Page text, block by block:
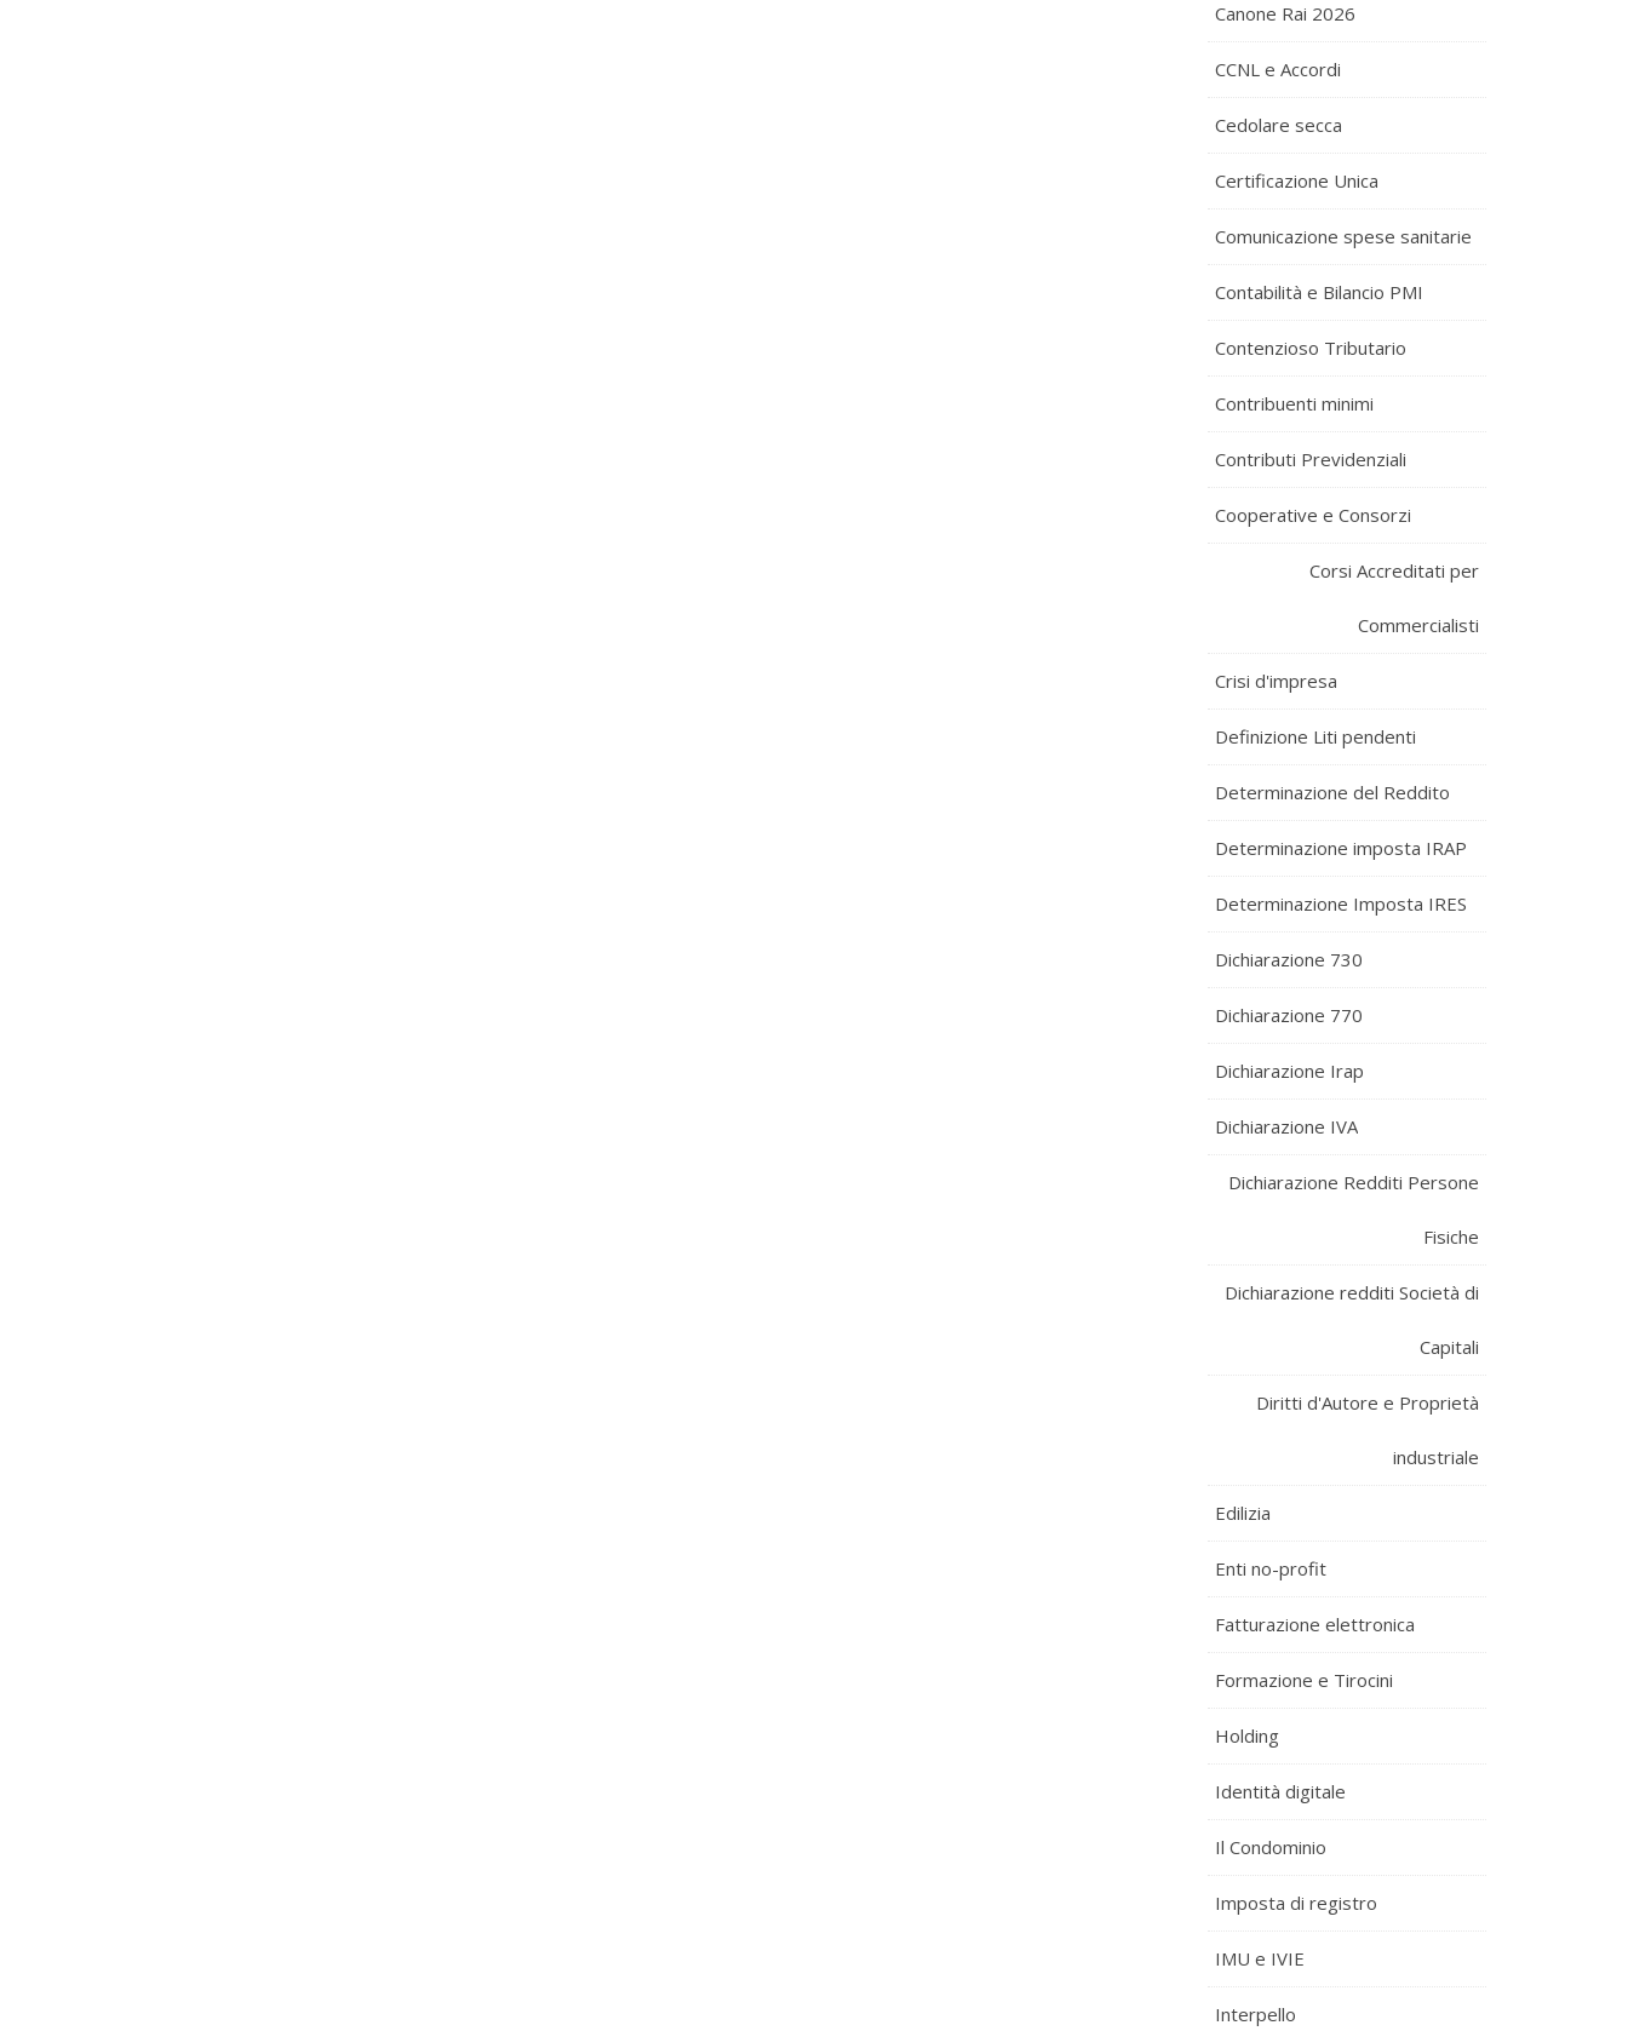
Canone Rai 2026
CCNL e Accordi
Cedolare secca
Certificazione Unica
Comunicazione spese sanitarie
Contabilità e Bilancio PMI
Contenzioso Tributario
Contribuenti minimi
Contributi Previdenziali
Cooperative e Consorzi
Corsi Accreditati per
Commercialisti
Crisi d'impresa
Definizione Liti pendenti
Determinazione del Reddito
Determinazione imposta IRAP
Determinazione Imposta IRES
Dichiarazione 730
Dichiarazione 770
Dichiarazione Irap
Dichiarazione IVA
Dichiarazione Redditi Persone
Fisiche
Dichiarazione redditi Società di
Capitali
Diritti d'Autore e Proprietà
industriale
Edilizia
Enti no-profit
Fatturazione elettronica
Formazione e Tirocini
Holding
Identità digitale
Il Condominio
Imposta di registro
IMU e IVIE
Interpello